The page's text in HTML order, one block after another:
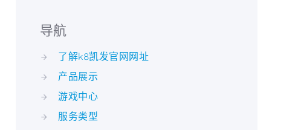
导航
了解k8凯发官网网址
产品展示
游戏中心
服务类型